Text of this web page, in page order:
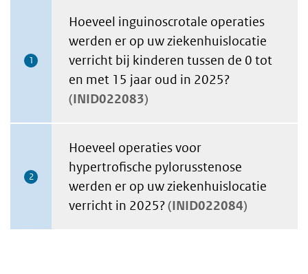
1
Hoeveel inguinoscrotale operaties
werden er op uw ziekenhuislocatie
verricht bij kinderen tussen de 0 tot
en met 15 jaar oud in 2025?
INID022083
2
Hoeveel operaties voor
hypertrofische pylorusstenose
werden er op uw ziekenhuislocatie
verricht in 2025? INID022084